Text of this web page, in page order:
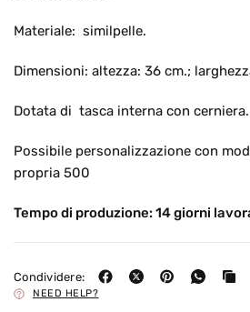
Materiale: similpelle.
Dimensioni: altezza: 36 cm.;
Dotata di tasca interna con cerniera.
Possibile personalizzazione con
propria 500
Tempo di produzione: 14 giorni
Condividere:
NEED HELP?